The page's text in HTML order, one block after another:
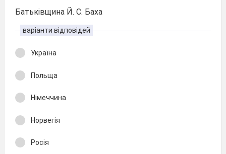
Батьківщина Й. С. Баха
варіанти відповідей
Україна
Польща
Німеччина
Норвегія
Росія